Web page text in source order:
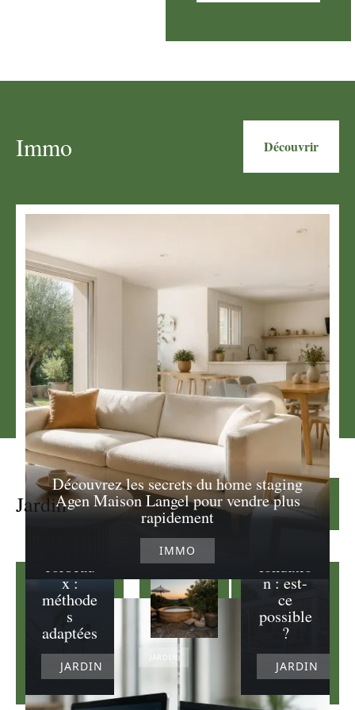
Immo Découvrir
Découvrez les secrets du home staging
Agen Maison Langel pour vendre plus
rapidement
IMMO
Jardin Lire la suite
Effarouc
corbeau
x :
méthode
s
adaptées
JARDIN
JARDIN
d’aménagement
pour un coin
Veranda
sur
fondatio
n : est-
ce
possible
?
JARDIN